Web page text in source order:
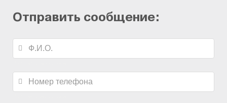
Отправить сообщение: